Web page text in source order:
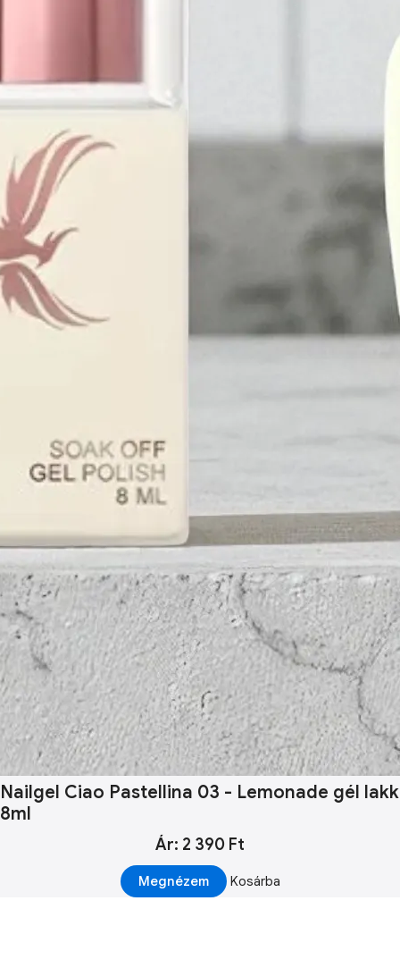
Nailgel Ciao Pastellina 03 - Lemonade gél lakk
8ml
Ár: 2 390 Ft
Megnézem Kosárba